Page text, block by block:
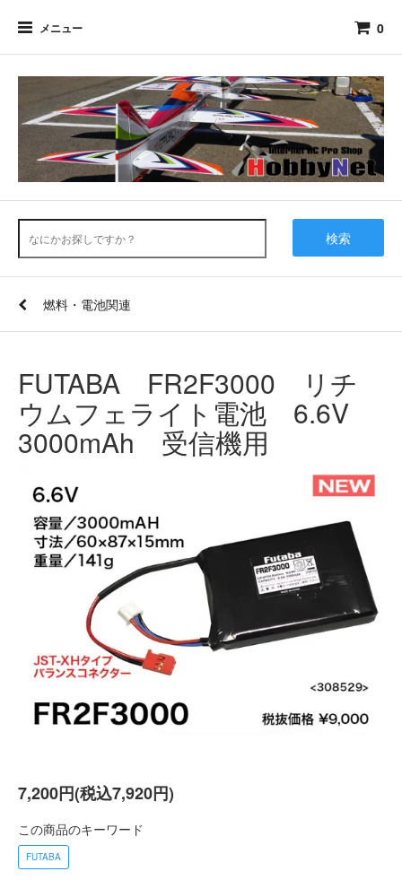
メニュー 0
検索
燃料・電池関連
FUTABA FR2F3000 リチ
ウムフェライト電池 6.6V
3000mAh 受信機用
7,200円(税込7,920円)
この商品のキーワード
FUTABA